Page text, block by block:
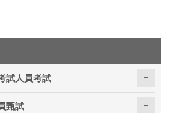
試人員考試
甄試